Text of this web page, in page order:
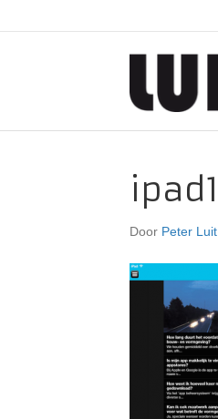
ipad1
Door Peter Luit